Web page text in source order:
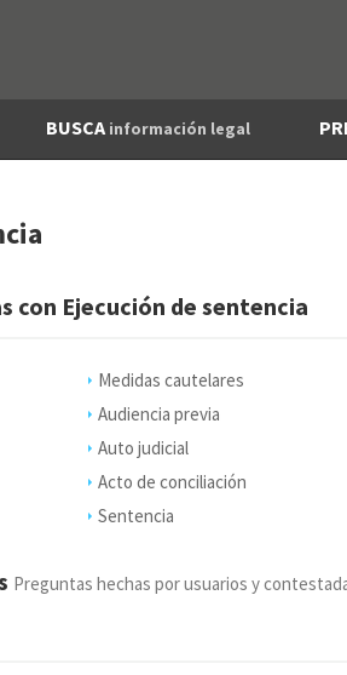
BUSCA información legal
con Ejecución de sentencia
Medidas cautelares
Audiencia previa
Auto judicial
Acto de conciliación
Sentencia
Preguntas hechas por usuarios y